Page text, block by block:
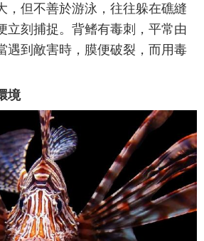
，但不善於游泳，往往躲在礁縫
立刻捕捉。背鳍有毒刺，平常由
遇到敵害時，膜便破裂，而用毒
境